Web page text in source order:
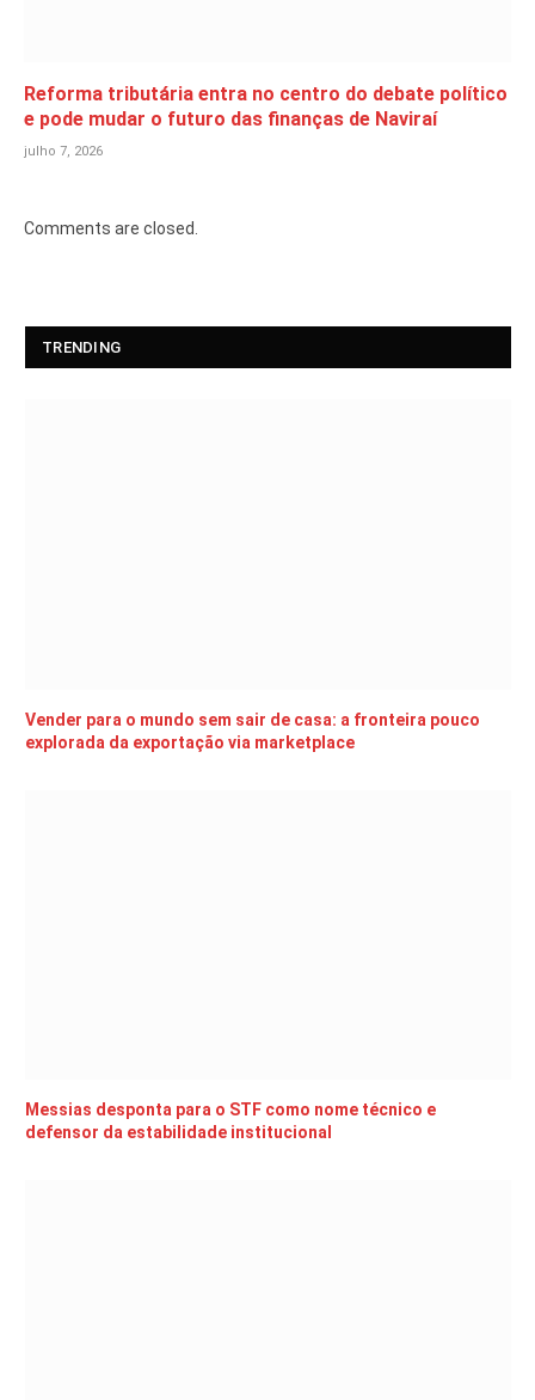
Reforma tributária entra no centro do debate político
e pode mudar o futuro das finanças de Naviraí
julho 7, 2026
Comments are closed.
TRENDING
Vender para o mundo sem sair de casa: a fronteira pouco
explorada da exportação via marketplace
Messias desponta para o STF como nome técnico e
defensor da estabilidade institucional